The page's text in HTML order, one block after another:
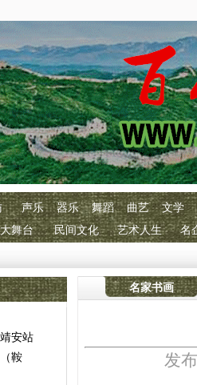
声乐 器乐 舞蹈 曲艺
文学
舞台 民间文化 艺术人生 名
安站
鞍
名家书画
发